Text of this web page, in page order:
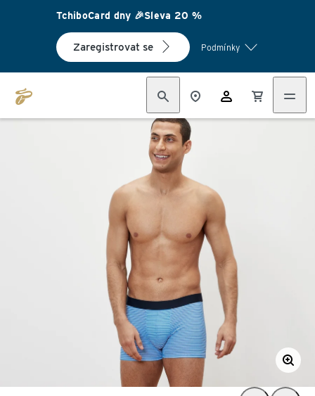
TchiboCard dny 🎉Sleva 20 %
Zaregistrovat se Podmínky